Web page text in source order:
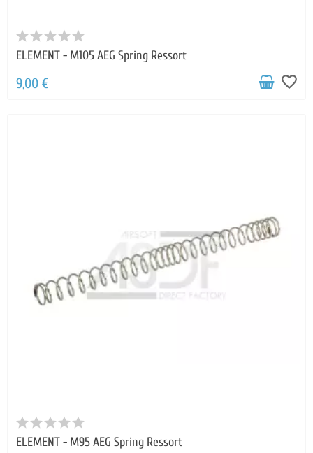
ELEMENT - M105 AEG Spring Ressort
9,00 € favorite_border
ELEMENT - M95 AEG Spring Ressort